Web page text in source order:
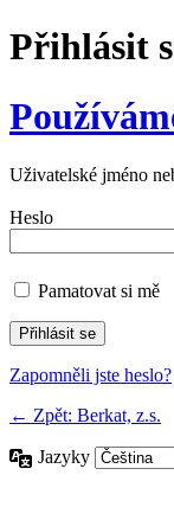
Přihlásit
Uživatelské jméno
Heslo
Pamatovat si mě
Zapomněli jste heslo?
← Zpět: Berkat, z.s.
Jazyky